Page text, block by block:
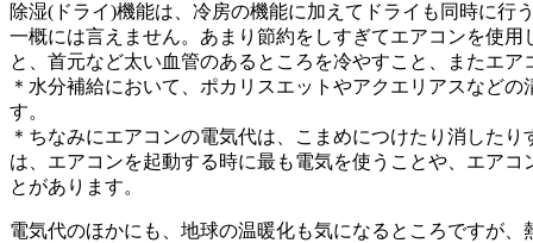
除湿(ドライ)機能は、冷房の機能に加えてドライも同時に
一概には言えません。あまり節約をしすぎてエアコンを使
と、首元など太い血管のあるところを冷やすこと、またエ
＊水分補給において、ポカリスエットやアクエリアスなど
す。
＊ちなみにエアコンの電気代は、こまめにつけたり消した
は、エアコンを起動する時に最も電気を使うことや、エア
とがあります。
電気代のほかにも、地球の温暖化も気になるところですが